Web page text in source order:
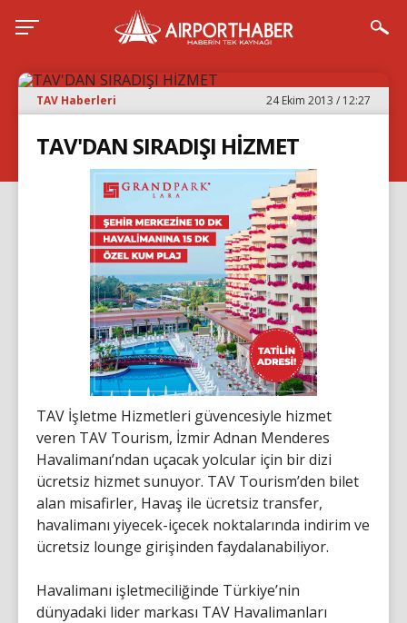
TAV Haberleri 24 Ekim 2013 / 12:27
TAV'DAN SIRADIŞI HİZMET
TAV İşletme Hizmetleri güvencesiyle hizmet
veren TAV Tourism, İzmir Adnan Menderes
Havalimanı’ndan uçacak yolcular için bir dizi
ücretsiz hizmet sunuyor. TAV Tourism’den bilet
alan misafirler, Havaş ile ücretsiz transfer,
havalimanı yiyecek-içecek noktalarında indirim ve
ücretsiz lounge girişinden faydalanabiliyor.
Havalimanı işletmeciliğinde Türkiye’nin
dünyadaki lider markası TAV Havalimanları